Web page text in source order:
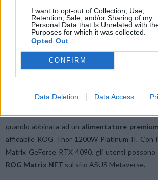
I want to opt-out of Collection, Use,
Retention, Sale, and/or Sharing of my
Personal Data that Is Unrelated with
Purposes for which it was collected.
Opted Out
CONFIRM
Data Deletion Data Access
totale di ben
otto record di overclock
seguenti: 3DMark11 Performance, 3DMark
Unigine Superposition 1080p Xtreme,
3DMark Port Royal, GPUPI v3.3 1B, GPUPI
Superposition 8K. Ottimizzato.
La ROG Matrix GeForce RTX 4090 può
quando abbinata ad un alimentatore premium
affidabile ROG Thor 1200W Platinum II. Con
Matrix GeForce RTX 4090, gli utenti possono
ROG Matrix NFT sul sito ASUS Metaverse.